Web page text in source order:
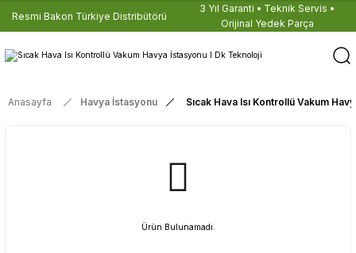
Resmi Bakon Türkiye Distribütörü
3 Yıl Garanti • Teknik Servis •
Orijinal Yedek Parça
Anasayfa Havya İstasyonu Sıcak Hava Isı Kontrollü Vakum
Ürün Bulunamadı.